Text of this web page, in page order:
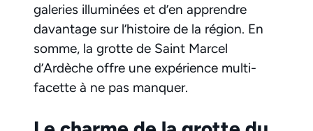
galeries illuminées et d’en apprendre
davantage sur l’histoire de la région. En
somme, la grotte de Saint Marcel
d’Ardèche offre une expérience multi-
facette à ne pas manquer.